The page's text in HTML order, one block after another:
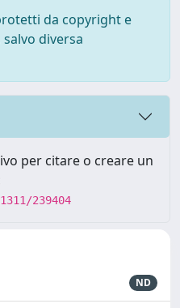
da copyright e
diversa
per citare o creare un
239404
ND